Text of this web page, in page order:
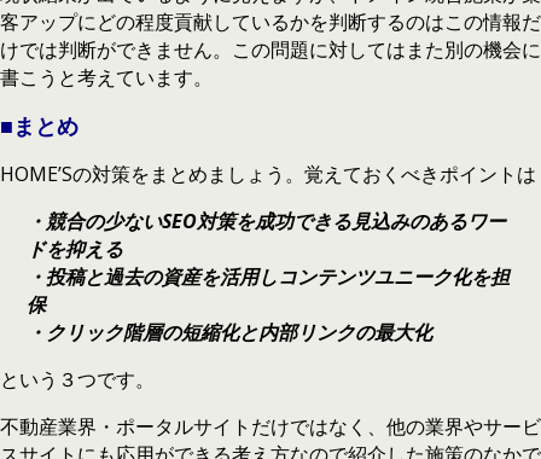
客アップにどの程度貢献しているかを判断するのはこの情報だ
けでは判断ができません。この問題に対してはまた別の機会に
書こうと考えています。
■まとめ
HOME’Sの対策をまとめましょう。覚えておくべきポイントは
・競合の少ないSEO対策を成功できる見込みのあるワー
ドを抑える
・投稿と過去の資産を活用しコンテンツユニーク化を担
保
・クリック階層の短縮化と内部リンクの最大化
という３つです。
不動産業界・ポータルサイトだけではなく、他の業界やサービ